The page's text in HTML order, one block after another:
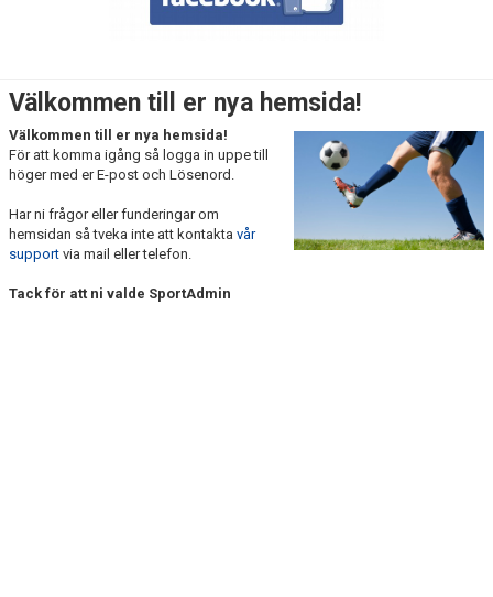
DOKUMENT
KONTAKT
Välkommen till er nya hemsida!
Välkommen till er nya hemsida!
För att komma igång så logga in uppe till
höger med er E-post och Lösenord.
Har ni frågor eller funderingar om
hemsidan så tveka inte att kontakta vår
support via mail eller telefon.
Tack för att ni valde SportAdmin